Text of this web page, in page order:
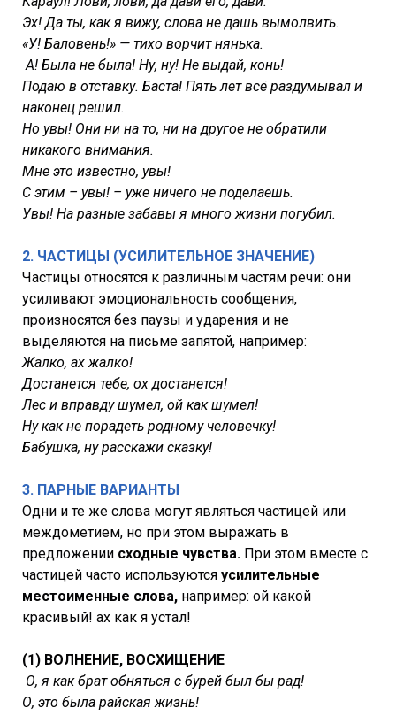
Эх! Да ты, как я вижу, слова не дашь вымолвить.
«У! Баловень!» — тихо ворчит нянька.
А! Была не была! Ну, ну! Не выдай, конь!
Подаю в отставку. Баста! Пять лет всё раздумывал и
наконец решил.
Но увы! Они ни на то, ни на другое не обратили
никакого внимания.
Мне это известно, увы!
С этим – увы! – уже ничего не поделаешь.
Увы! На разные забавы я много жизни погубил.
2. ЧАСТИЦЫ (УСИЛИТЕЛЬНОЕ ЗНАЧЕНИЕ)
Частицы относятся к различным частям речи: они
усиливают эмоциональность сообщения,
произносятся без паузы и ударения и не
выделяются на письме запятой, например:
Жалко, ах жалко!
Достанется тебе, ох достанется!
Лес и вправду шумел, ой как шумел!
Ну как не порадеть родному человечку!
Бабушка, ну расскажи сказку!
3. ПАРНЫЕ ВАРИАНТЫ
Одни и те же слова могут являться частицей или
междометием, но при этом выражать в
предложении сходные чувства. При этом вместе с
частицей часто используются усилительные
местоименные слова, например: ой какой
красивый! ах как я устал!
(1) ВОЛНЕНИЕ, ВОСХИЩЕНИЕ
О, я как брат обняться с бурей был бы рад!
О, это была райская жизнь!